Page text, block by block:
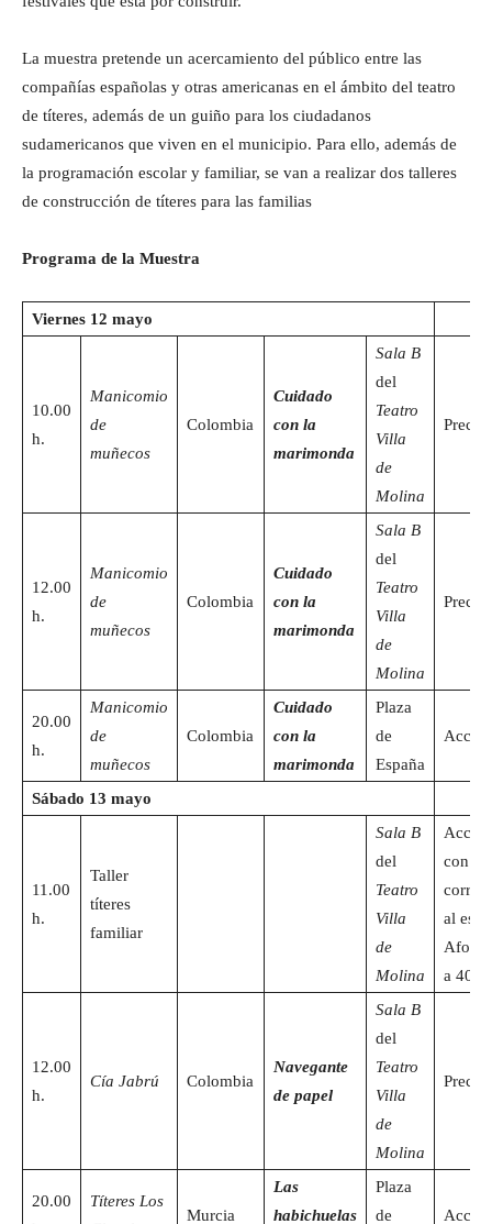
La muestra pretende un acercamiento del público entre las
compañías españolas y otras americanas en el ámbito del teatro
de títeres, además de un guiño para los ciudadanos
sudamericanos que viven en el municipio. Para ello, además de
la programación escolar y familiar, se van a realizar dos talleres
de construcción de títeres para las familias
Programa de la Muestra
Viernes 12 mayo
10.00
h.
Manicomio
de
muñecos
Colombia
Cuidado
con la
marimonda
Sala B
del
Teatro
Villa
de
Molina
Precio
12.00
h.
Manicomio
de
muñecos
Colombia
Cuidado
con la
marimonda
Sala B
del
Teatro
Villa
de
Molina
Precio
20.00
h.
Manicomio
de
muñecos
Colombia
Cuidado
con la
marimonda
Plaza
de
España
Sábado 13 mayo
11.00
h.
Taller
títeres
familiar
Sala B
del
Teatro
Villa
de
Molina
con la
al
Aforo
a 40
12.00
h.
Cía Jabrú Colombia
Navegante
de papel
Sala B
del
Teatro
Villa
de
Molina
Precio
20.00
Títeres Los
Murcia
Las
habichuelas
Plaza
de